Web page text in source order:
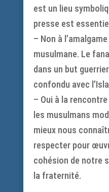
est un lieu
presse est
– Non à
musulmane. Le
dans un but
confondu avec
– Oui à la
les musulmans
mieux nous
respecter pour
cohésion de notre
la fraternité.